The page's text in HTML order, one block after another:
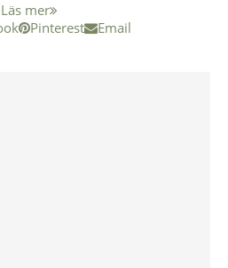
Läs mer
Pinterest Email